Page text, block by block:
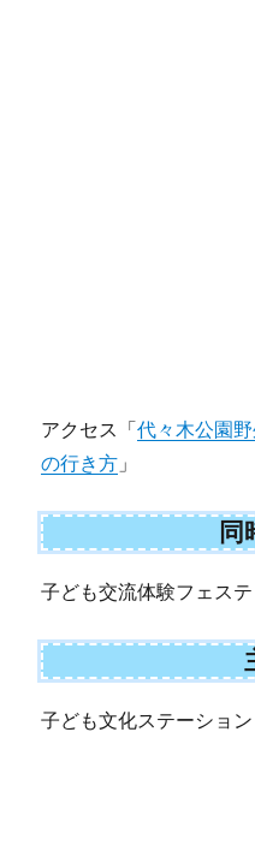
アクセス「代々木公園
の行き方 」
同
子ども交流体験フェス
子ども文化ステーション